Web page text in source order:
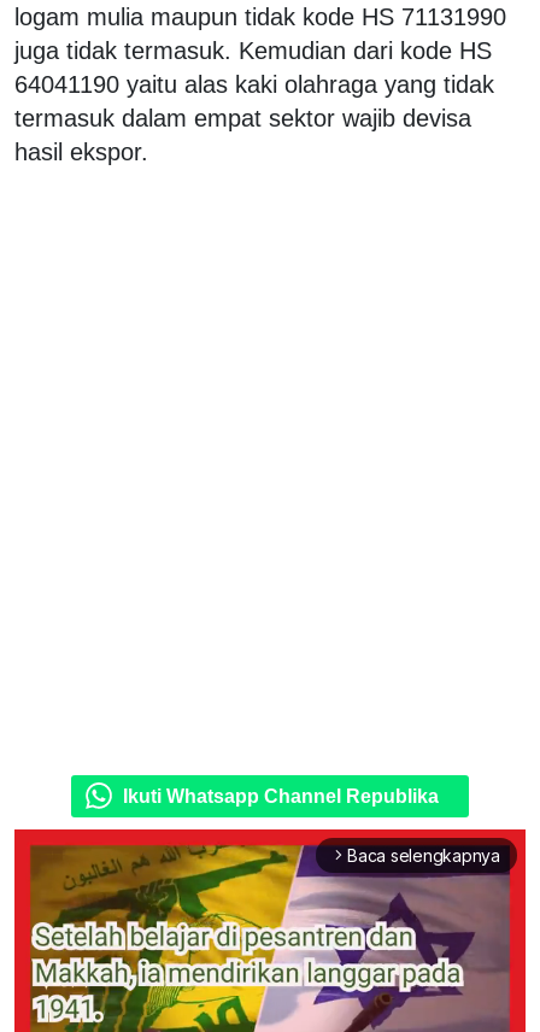
logam mulia maupun tidak kode HS 71131990
juga tidak termasuk. Kemudian dari kode HS
64041190 yaitu alas kaki olahraga yang tidak
termasuk dalam empat sektor wajib devisa
hasil ekspor.
Ikuti Whatsapp Channel Republika
arrow_forward_ios Baca selengkapnya